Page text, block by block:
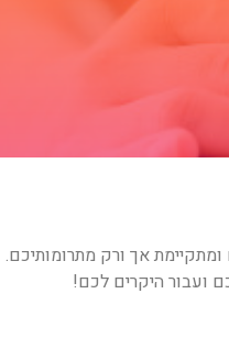
אך ורק מתרומותיכם.
ועבור היקרים לכם!